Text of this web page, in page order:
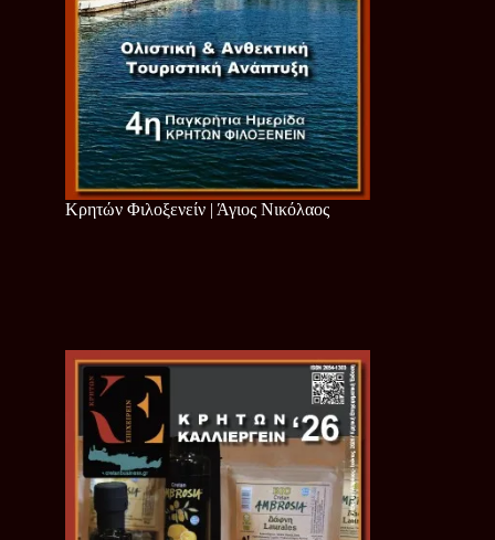
Κρητών Φιλοξενείν | Άγιος Νικόλαος